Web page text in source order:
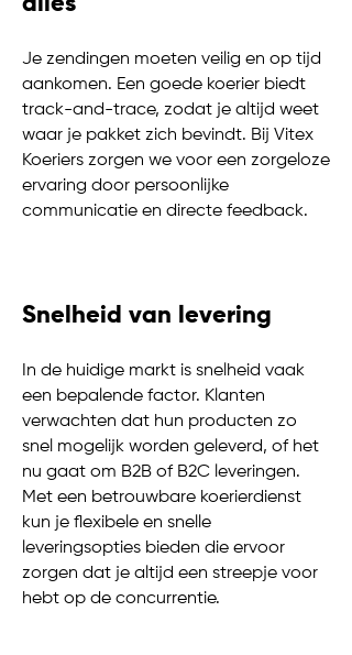
Je zendingen moeten veilig en op tijd
aankomen. Een goede koerier biedt
track-and-trace, zodat je altijd weet
waar je pakket zich bevindt. Bij Vitex
Koeriers zorgen we voor een zorgeloze
ervaring door persoonlijke
communicatie en directe feedback.
Snelheid van levering
In de huidige markt is snelheid vaak
een bepalende factor. Klanten
verwachten dat hun producten zo
snel mogelijk worden geleverd, of het
nu gaat om B2B of B2C leveringen.
Met een betrouwbare koerierdienst
kun je flexibele en snelle
leveringsopties bieden die ervoor
zorgen dat je altijd een streepje voor
hebt op de concurrentie.